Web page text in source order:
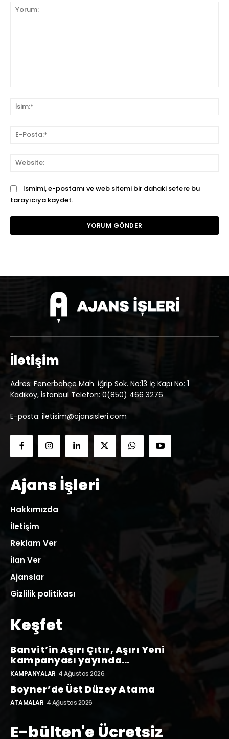
Ismimi, e-postamı ve web sitemi bir dahaki sefere bu
tarayıcıya kaydet.
İletişim
Adres: Fenerbahçe Mah. İğrip Sok. No:13 İç Kapı No: 1
Kadıköy, İstanbul Telefon: 0(850) 466 3276
E-posta: iletisim@ajansisleri.com
Ajans İşleri
Hakkımızda
İletişim
Reklam Ver
İlan Ver
Ajanslar
Gizlilik politikası
Keşfet
Banvit’in Aşırı Çıtır, Aşırı Yeni
kampanyası yayında…
KAMPANYALAR 4 Ağustos 2026
Boyner’de Üst Düzey Atama
ATAMALAR 4 Ağustos 2026
E-bülten'e Ücretsiz